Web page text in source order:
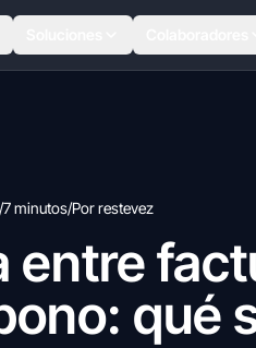
/7 minutos/Por restevez
entre
qué